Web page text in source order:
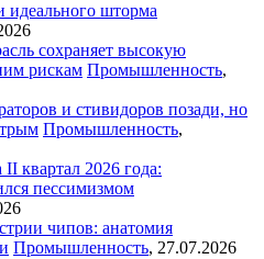
идеального шторма
сохраняет высокую
рискам Промышленность,
и стивидоров позади, но
Промышленность,
квартал 2026 года:
пессимизмом
чипов: анатомия
Промышленность, 27.07.2026